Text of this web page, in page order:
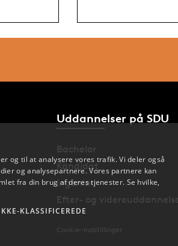
Uddannelser på SDU
Bachelor
Kandidat
Ingeniør
Efter- og
Cookie-indstillinger
og til at analysere vores trafik. Vi deler også
og analysepartnere. Vores partnere kan
fra din brug af deres tjenester. Se hvilke,
KLASSIFICEREDE